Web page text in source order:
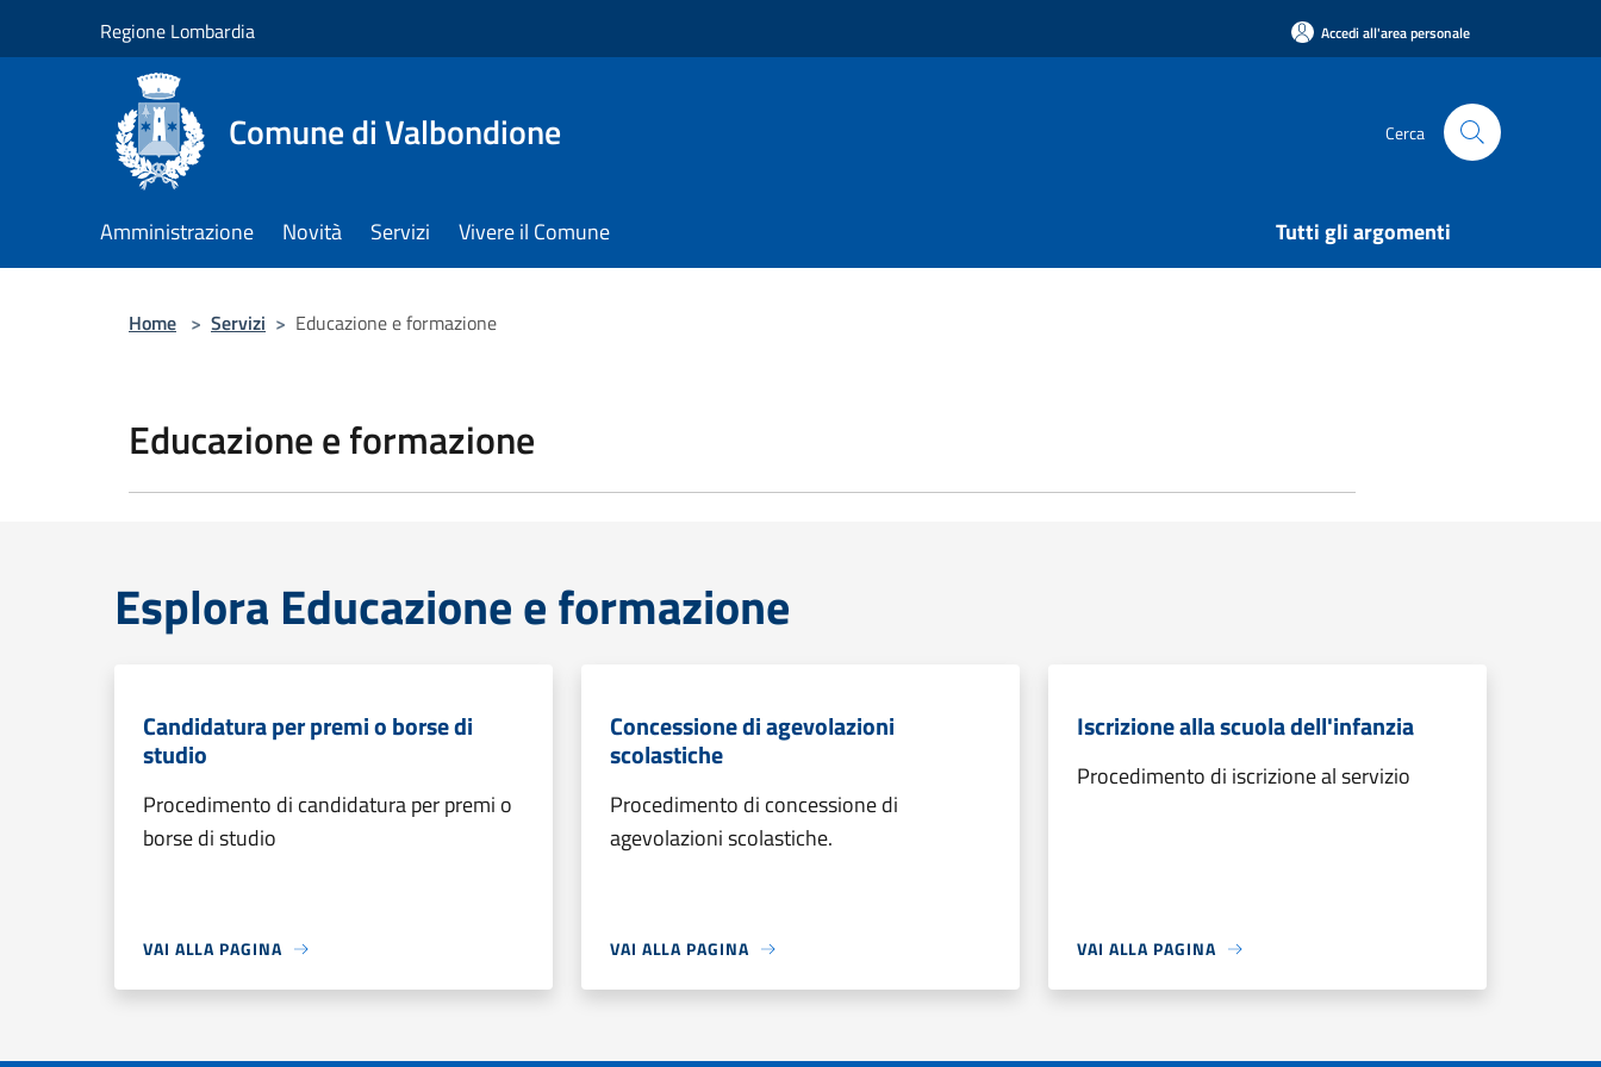
Regione Lombardia Accedi all'area personale
Comune di Valbondione Cerca
Amministrazione Novità Servizi Vivere il Comune Tutti gli argomenti
Home > Servizi > Educazione e formazione
Educazione e formazione
Esplora Educazione e formazione
Candidatura per premi o borse di
studio
Procedimento di candidatura per premi o
borse di studio
VAI ALLA PAGINA
Concessione di agevolazioni
scolastiche
Procedimento di concessione di
agevolazioni scolastiche.
VAI ALLA PAGINA
Iscrizione alla scuola dell'infanzia
Procedimento di iscrizione al servizio
VAI ALLA PAGINA